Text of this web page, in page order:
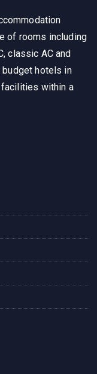
of rooms including
classic AC and
hotels in
within a